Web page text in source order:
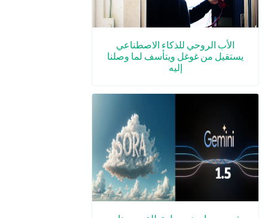
الأب الروحي للذكاء الاصطناعي
يستقيل من غوغل ويتأسف لما وصلنا
إليه